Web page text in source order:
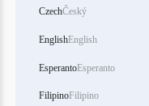
CzechČeský
EnglishEnglish
EsperantoEsperanto
FilipinoFilipino